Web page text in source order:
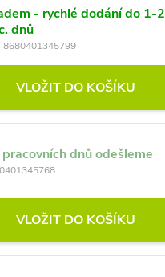
- rychlé dodání do 1-2
dnů
8680401345799
VLOŽIT DO KOŠÍKU
dnů odešleme
VLOŽIT DO KOŠÍKU